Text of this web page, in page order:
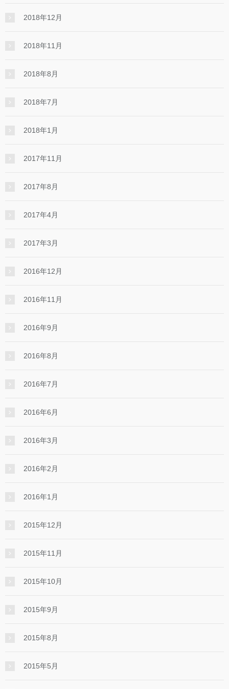
2018年12月
2018年11月
2018年8月
2018年7月
2018年1月
2017年11月
2017年8月
2017年4月
2017年3月
2016年12月
2016年11月
2016年9月
2016年8月
2016年7月
2016年6月
2016年3月
2016年2月
2016年1月
2015年12月
2015年11月
2015年10月
2015年9月
2015年8月
2015年5月